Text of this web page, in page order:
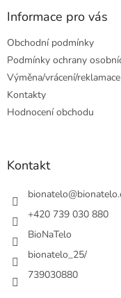
Informace pro vás
Obchodní podmínky
Podmínky ochrany
Výměna/vrácení/reklamace
Kontakty
Hodnocení obchodu
Kontakt
bionatelo@
+420 739 030 880
BioNaTelo
bionatelo_25/
739030880